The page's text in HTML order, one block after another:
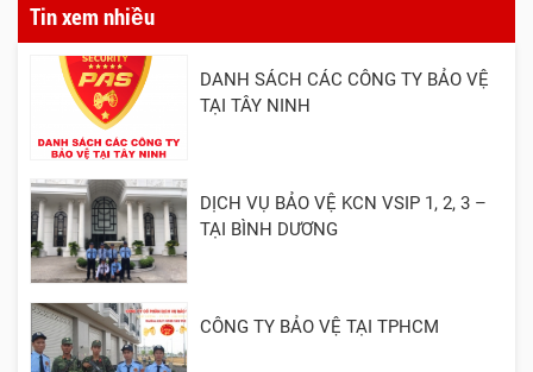
Tin xem nhiều
DANH SÁCH CÁC CÔNG TY BẢO VỆ
TẠI TÂY NINH
DỊCH VỤ BẢO VỆ KCN VSIP 1, 2, 3 –
TẠI BÌNH DƯƠNG
CÔNG TY BẢO VỆ TẠI TPHCM